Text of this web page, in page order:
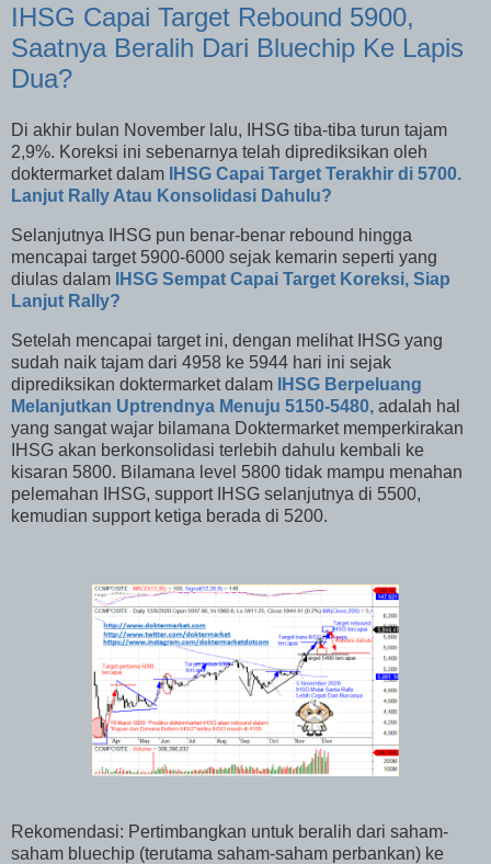
IHSG Capai Target Rebound 5900,
Saatnya Beralih Dari Bluechip Ke Lapis
Dua?
Di akhir bulan November lalu, IHSG tiba-tiba turun tajam
2,9%. Koreksi ini sebenarnya telah diprediksikan oleh
doktermarket dalam
IHSG Capai Target Terakhir di 5700.
Lanjut Rally Atau Konsolidasi Dahulu?
Selanjutnya IHSG pun benar-benar rebound hingga
mencapai target 5900-6000 sejak kemarin seperti yang
diulas dalam
IHSG Sempat Capai Target Koreksi, Siap
Lanjut Rally?
Setelah mencapai target ini, dengan melihat IHSG yang
sudah naik tajam dari 4958 ke 5944 hari ini sejak
diprediksikan doktermarket dalam
IHSG Berpeluang
Melanjutkan Uptrendnya Menuju 5150-5480, adalah hal
yang sangat wajar bilamana Doktermarket memperkirakan
IHSG akan berkonsolidasi terlebih dahulu kembali ke
kisaran 5800. Bilamana level 5800 tidak mampu menahan
pelemahan IHSG, support IHSG selanjutnya di 5500,
kemudian support ketiga berada di 5200.
Rekomendasi: Pertimbangkan untuk beralih dari saham-
saham bluechip (terutama saham-saham perbankan) ke